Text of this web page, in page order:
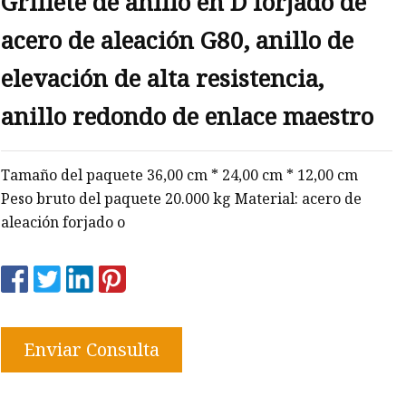
acero de aleación G80, anillo de
elevación de alta resistencia,
anillo redondo de enlace maestro
Tamaño del paquete 36,00 cm * 24,00 cm * 12,00 cm
Peso bruto del paquete 20.000 kg Material: acero de
aleación forjado o
Enviar Consulta